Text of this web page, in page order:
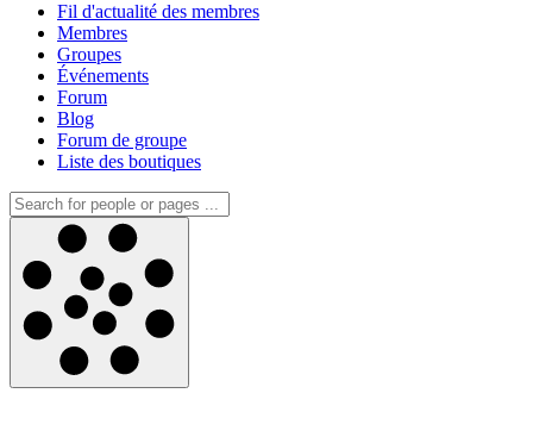
Fil d'actualité des membres
Membres
Groupes
Événements
Forum
Blog
Forum de groupe
Liste des boutiques